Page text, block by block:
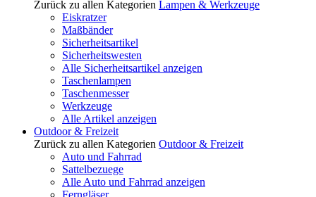
Zurück zu allen Kategorien Lampen & Werkzeuge
Eiskratzer
Maßbänder
Sicherheitsartikel
Sicherheitswesten
Alle Sicherheitsartikel anzeigen
Taschenlampen
Taschenmesser
Werkzeuge
Alle Artikel anzeigen
Outdoor & Freizeit
Zurück zu allen Kategorien Outdoor & Freizeit
Auto und Fahrrad
Sattelbezuege
Alle Auto und Fahrrad anzeigen
Ferngläser